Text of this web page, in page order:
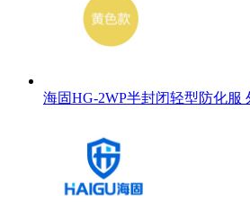
海固HG-2WP半封闭轻型防化服